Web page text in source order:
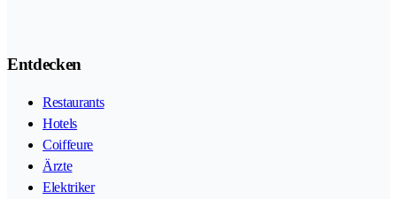
Entdecken
Restaurants
Hotels
Coiffeure
Ärzte
Elektriker